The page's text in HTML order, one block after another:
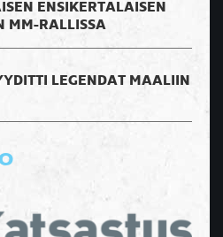
ENSIKERTALAISEN
MM-RALLISSA
LEGENDAT MAALIIN